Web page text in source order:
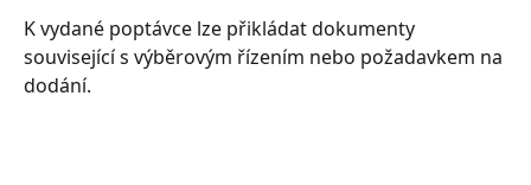
K vydané poptávce lze přikládat dokumenty
související s výběrovým řízením nebo požadavkem na
dodání.